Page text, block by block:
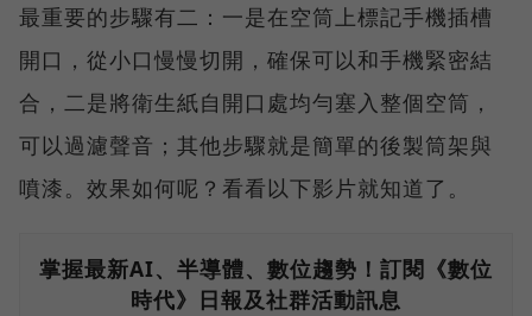
最重要的步驟有二：一是在空筒上標記手機插槽
開口，從小口慢慢切開，確保可以和手機緊密結
合，二是將衛生紙自開口處均勻塞入整個空筒，
可以過濾聲音；其他步驟就是簡單的後製筒架與
噴漆。效果如何呢？看看以下影片就知道了。
掌握最新AI、半導體、數位趨勢！訂閱《數位
時代》日報及社群活動訊息